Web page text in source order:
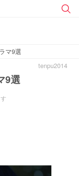
マ9選
tenpu2014
9選